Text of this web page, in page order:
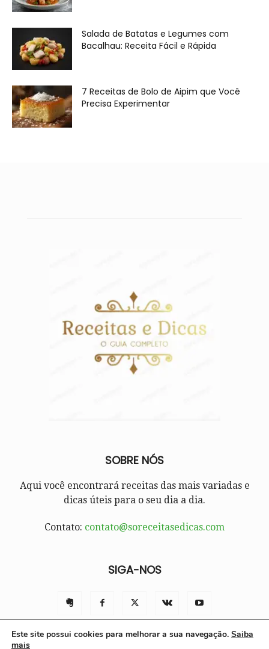
Salada de Batatas e Legumes com
Bacalhau: Receita Fácil e Rápida
7 Receitas de Bolo de Aipim que Você
Precisa Experimentar
SOBRE NÓS
Aqui você encontrará receitas das mais variadas e
dicas úteis para o seu dia a dia.
Contato: contato@soreceitasedicas.com
SIGA-NOS
Este site possui cookies para melhorar a sua navegação. Saiba
mais